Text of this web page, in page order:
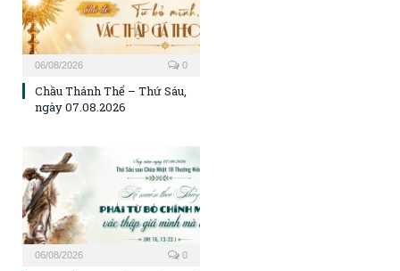
06/08/2026 0
Chầu Thánh Thể – Thứ Sáu,
ngày 07.08.2026
06/08/2026 0